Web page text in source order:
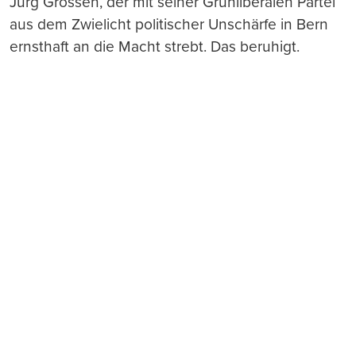
aus dem Zwielicht politischer Unschärfe in Bern
ernsthaft an die Macht strebt. Das beruhigt.